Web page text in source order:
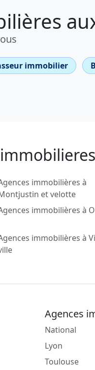
immobilier
immobilières à
et velotte
immobilières à
immobilières à
Agences
National
Lyon
Toulouse